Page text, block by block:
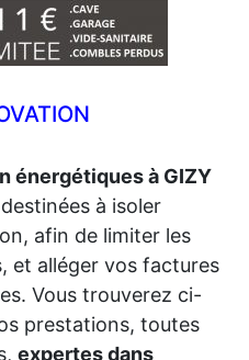
énergétiques à GIZY
à isoler
afin de limiter les
et alléger vos factures
Vous trouverez ci-
prestations, toutes
expertes dans